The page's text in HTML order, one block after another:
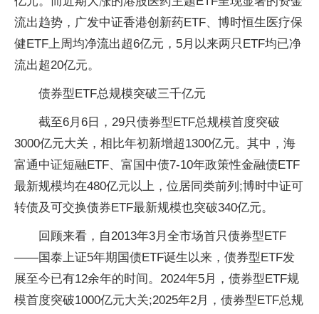
流出趋势，广发中证香港创新药ETF、博时恒生医疗保
健ETF上周均净流出超6亿元，5月以来两只ETF均已净
流出超20亿元。
债券型ETF总规模突破三千亿元
截至6月6日，29只债券型ETF总规模首度突破
3000亿元大关，相比年初新增超1300亿元。其中，海
富通中证短融ETF、富国中债7-10年政策性金融债ETF
最新规模均在480亿元以上，位居同类前列;博时中证可
转债及可交换债券ETF最新规模也突破340亿元。
回顾来看，自2013年3月全市场首只债券型ETF
——国泰上证5年期国债ETF诞生以来，债券型ETF发
展至今已有12余年的时间。2024年5月，债券型ETF规
模首度突破1000亿元大关;2025年2月，债券型ETF总规